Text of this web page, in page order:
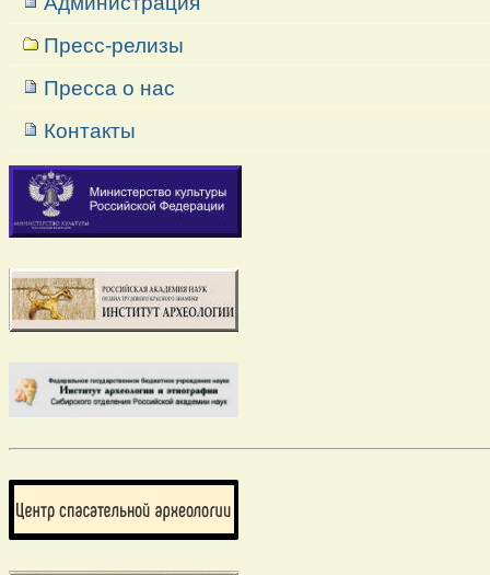
Пресс-релизы
Пресса о нас
Контакты